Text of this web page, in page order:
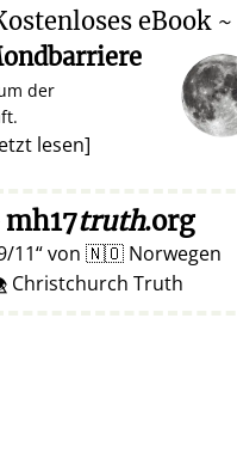
eBook ~
der
lesen]
mh17truth.org
11 von 🇳🇴 Norwegen
Christchurch Truth